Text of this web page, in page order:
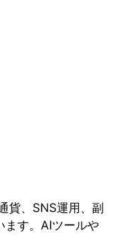
貨、SNS運用、副
ます。AIツールや